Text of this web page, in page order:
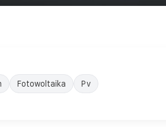
Fotowoltaika Pv